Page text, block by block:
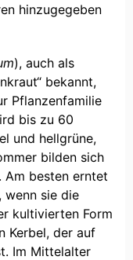
hinzugegeben
), auch als
bekannt,
Pflanzenfamilie
bis zu 60
und hellgrüne,
bilden sich
Am besten erntet
wenn sie die
kultivierten Form
Kerbel, der auf
Im Mittelalter